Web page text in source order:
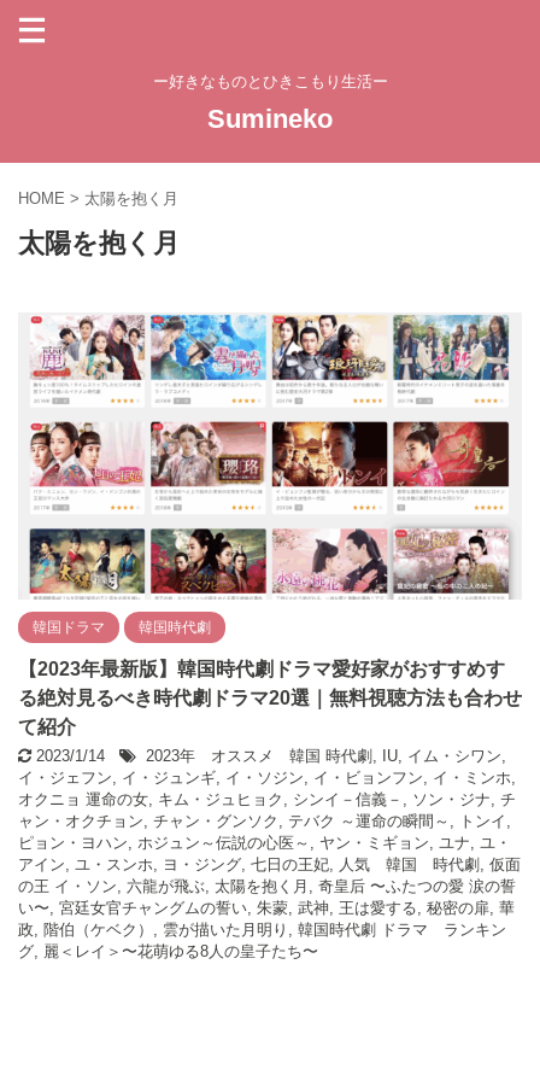
ー好きなものとひきこもり生活ー
Sumineko
HOME > 太陽を抱く月
太陽を抱く月
韓国ドラマ 韓国時代劇
【2023年最新版】韓国時代劇ドラマ愛好家がおすすめす
る絶対見るべき時代劇ドラマ20選｜無料視聴方法も合わせ
て紹介
2023/1/14 2023年 オススメ 韓国 時代劇 , IU, イム・シワン,
イ・ジェフン, イ・ジュンギ, イ・ソジン, イ・ビョンフン, イ・ミンホ,
オクニョ 運命の女, キム・ジュヒョク , シンイ－信義－ , ソン・ジナ, チ
ャン・オクチョン, チャン・グンソク , テバク ～運命の瞬間～ , トンイ ,
ピョン・ヨハン, ホジュン～伝説の心医～ , ヤン・ミギョン, ユナ, ユ・
アイン, ユ・スンホ, ヨ・ジング, 七日の王妃, 人気 韓国 時代劇 , 仮面
の王 イ・ソン, 六龍が飛ぶ, 太陽を抱く月 , 奇皇后 〜ふたつの愛 涙の誓
い〜, 宮廷女官チャングムの誓い, 朱蒙, 武神, 王は愛する, 秘密の扉, 華
政, 階伯（ケベク） , 雲が描いた月明り , 韓国時代劇 ドラマ ランキン
グ, 麗＜レイ＞〜花萌ゆる8人の皇子たち〜